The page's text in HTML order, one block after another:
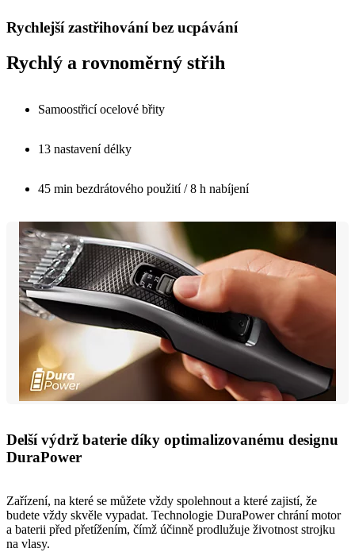
Rychlejší zastřihování bez ucpávání
Rychlý a rovnoměrný střih
Samoostřicí ocelové břity
13 nastavení délky
45 min bezdrátového použití / 8 h nabíjení
Delší výdrž baterie díky optimalizovanému designu
DuraPower
Zařízení, na které se můžete vždy spolehnout a které zajistí, že
budete vždy skvěle vypadat. Technologie DuraPower chrání motor
a baterii před přetížením, čímž účinně prodlužuje životnost strojku
na vlasy.